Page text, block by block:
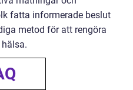
fatta informerade beslut
metod för att rengöra